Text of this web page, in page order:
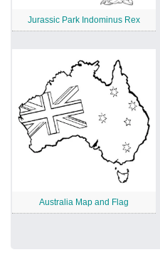
Jurassic Park Indominus Rex
Australia Map and Flag